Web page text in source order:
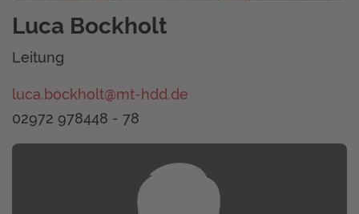
Luca Bockholt
Leitung
luca.bockholt@mt-hdd.de
02972 978448 - 78